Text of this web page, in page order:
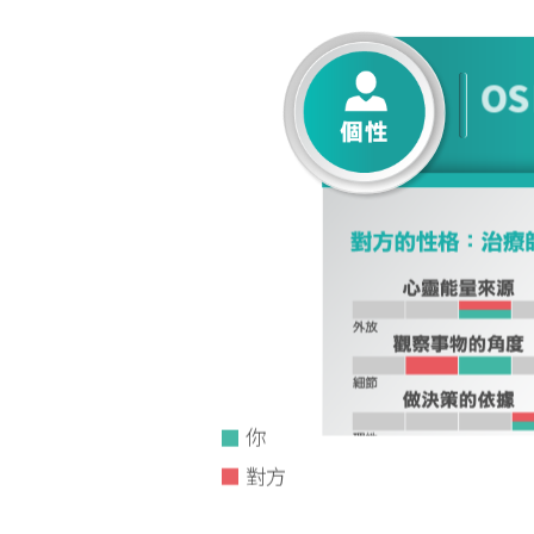
2 3 4
3 4 5
01
你
對方